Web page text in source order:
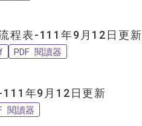
程表-111年9月12日更新
PDF 閱讀器
111年9月12日更新
閱讀器